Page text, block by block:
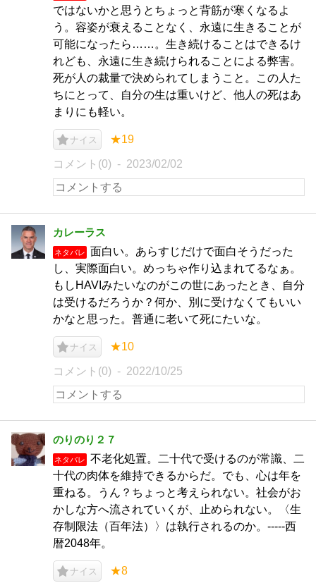
ではないかと思うとちょっと背筋が寒くなるよ
う。容姿が衰えることなく、永遠に生きることが
可能になったら……。生き続けることはできるけ
れども、永遠に生き続けられることによる弊害。
死が人の裁量で決められてしまうこと。この人た
ちにとって、自分の生は重いけど、他人の死はあ
まりにも軽い。
ナイス ★19
コメント(0) 2023/02/02
カレーラス
ネタバレ
面白い。あらすじだけで面白そうだった
し、実際面白い。めっちゃ作り込まれてるなぁ。
もしHAVIみたいなのがこの世にあったとき、自分
は受けるだろうか？何か、別に受けなくてもいい
かなと思った。普通に老いて死にたいな。
ナイス ★10
コメント(0) 2022/10/25
のりのり２７
ネタバレ
不老化処置。二十代で受けるのが常識、二
十代の肉体を維持できるからだ。でも、心は年を
重ねる。うん？ちょっと考えられない。社会がお
かしな方へ流されていくが、止められない。〈生
存制限法（百年法）〉は執行されるのか。-----西
暦2048年。
ナイス ★8